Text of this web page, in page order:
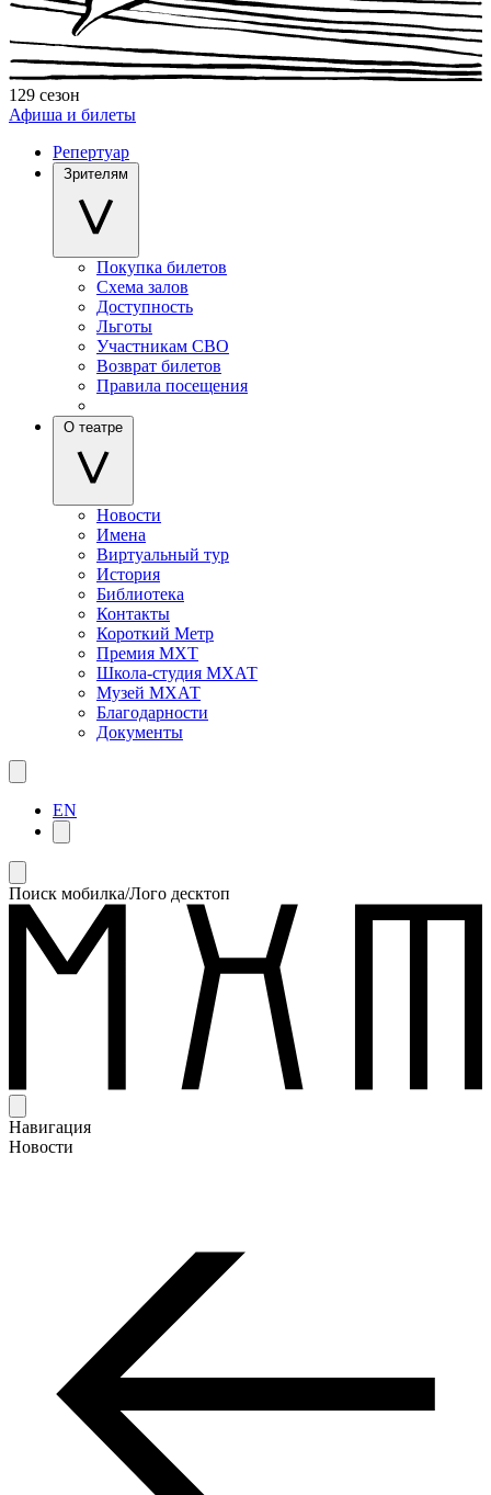
129 сезон
Афиша и билеты
Репертуар
Зрителям
Покупка билетов
Схема залов
Доступность
Льготы
Участникам СВО
Возврат билетов
Правила посещения
О театре
Новости
Имена
Виртуальный тур
История
Библиотека
Контакты
Короткий Метр
Премия МХТ
Школа-студия МХАТ
Музей МХАТ
Благодарности
Документы
EN
Поиск мобилка/Лого десктоп
Навигация
Новости